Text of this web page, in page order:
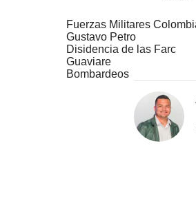
Fuerzas Militares
Gustavo Petro
Disidencia de las Farc
Guaviare
Bombardeos